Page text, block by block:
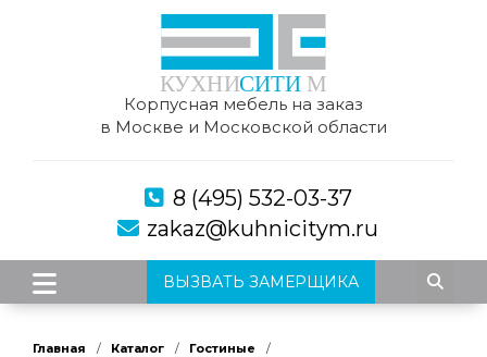
Корпусная мебель на заказ
в Москве и Московской области
8 (495) 532-03-37
zakaz@kuhnicitym.ru
ВЫЗВАТЬ ЗАМЕРЩИКА
Главная Каталог
Гостиные